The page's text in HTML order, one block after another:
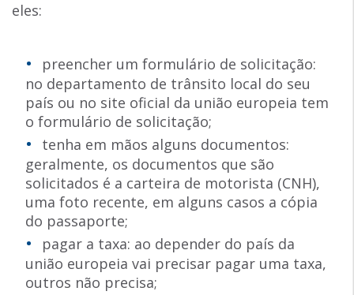
eles:
preencher um formulário de solicitação:
no departamento de trânsito local do seu
país ou no site oficial da união europeia tem
o formulário de solicitação;
tenha em mãos alguns documentos:
geralmente, os documentos que são
solicitados é a carteira de motorista (CNH),
uma foto recente, em alguns casos a cópia
do passaporte;
pagar a taxa: ao depender do país da
união europeia vai precisar pagar uma taxa,
outros não precisa;